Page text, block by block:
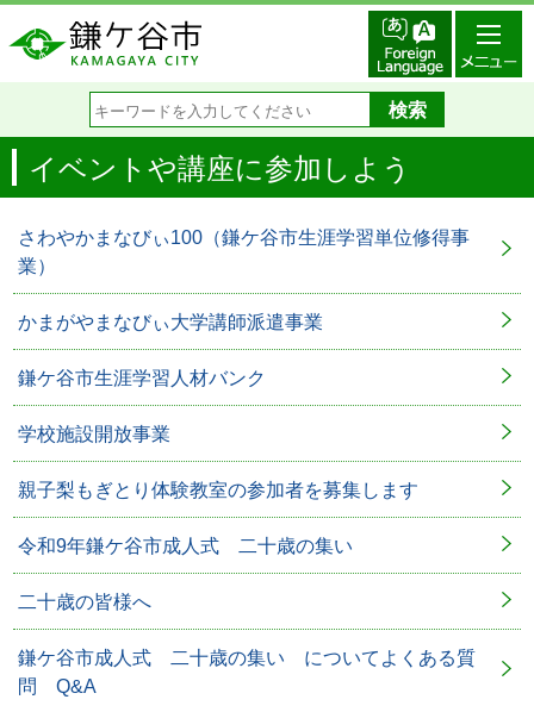
イベントや講座に参加しよう
さわやかまなびぃ100（鎌ケ谷市生涯学習単位修得事
業）
かまがやまなびぃ大学講師派遣事業
鎌ケ谷市生涯学習人材バンク
学校施設開放事業
親子梨もぎとり体験教室の参加者を募集します
令和9年鎌ケ谷市成人式 二十歳の集い
二十歳の皆様へ
鎌ケ谷市成人式 二十歳の集い についてよくある質
問 Q&A